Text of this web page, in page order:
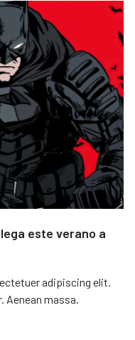
este verano a
adipiscing elit.
Aenean massa.